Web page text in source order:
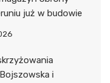
już w budowie
i